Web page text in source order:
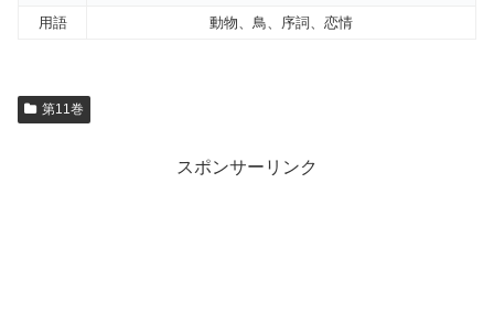
用語
動物、鳥、序詞、恋情
第11巻
スポンサーリンク